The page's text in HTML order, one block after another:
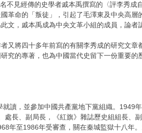
不見經傳的史學者戚本禹撰寫的〈評李秀成
革命的「叛徒」，引起了毛澤東及中央高層
文，戚本禹成為中央文革小組的成員，論者
又將四十多年前寫的有關李秀成的研究文章
究的專著，也為中國當代史留下一份重要的
讀，並參加中國共產黨地下黨組織。1949
長、副局長，《紅旗》雜誌歷史組組長、副
年至1986年受審查，關在秦城監獄十八年